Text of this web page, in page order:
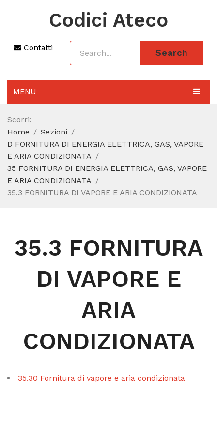
Codici Ateco
Contatti
Search
MENU
AGGIORNAMENTO 2025
SEZIONI
CODICE ATECO A COSA SERVE
CODICE FISCALE
Scorri:
Home
Sezioni
D FORNITURA DI ENERGIA ELETTRICA, GAS, VAPORE
E ARIA CONDIZIONATA
35 FORNITURA DI ENERGIA ELETTRICA, GAS, VAPORE
E ARIA CONDIZIONATA
35.3 FORNITURA DI VAPORE E ARIA CONDIZIONATA
35.3 FORNITURA
DI VAPORE E
ARIA
CONDIZIONATA
35.30 Fornitura di vapore e aria condizionata